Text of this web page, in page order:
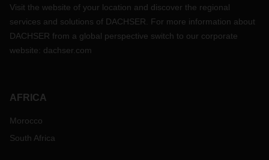
Visit the website of your location and discover the regional
services and solutions of DACHSER. For more information about
DACHSER from a global perspective switch to our corporate
website: dachser.com
AFRICA
Morocco
South Africa